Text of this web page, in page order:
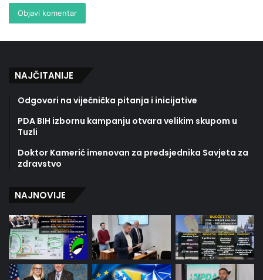
NAJČITANIJE
Odgovori na vijećnička pitanja i inicijative
PDA BIH izbornu kampanju otvara velikim skupom u
Tuzli
Doktor Kamerić imenovan za predsjednika Savjeta za
zdravstvo
NAJNOVIJE